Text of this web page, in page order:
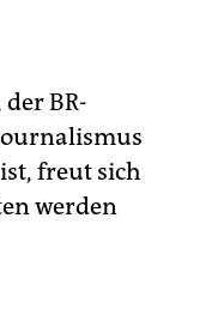
BR-
freut sich
werden